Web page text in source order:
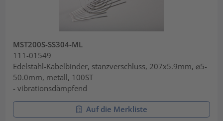
MST200S-SS304-ML
111-01549
Edelstahl-Kabelbinder, stanzverschluss, 207x5.9mm, ⌀5-
50.0mm, metall, 100ST
- vibrationsdämpfend
Auf die Merkliste